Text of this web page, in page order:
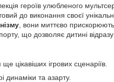
героїв улюбленого
до виконання своєї
, вони миттєво
що дозволяє дитині відразу
цікавіших ігрових сценаріїв.
динаміки та азарту.